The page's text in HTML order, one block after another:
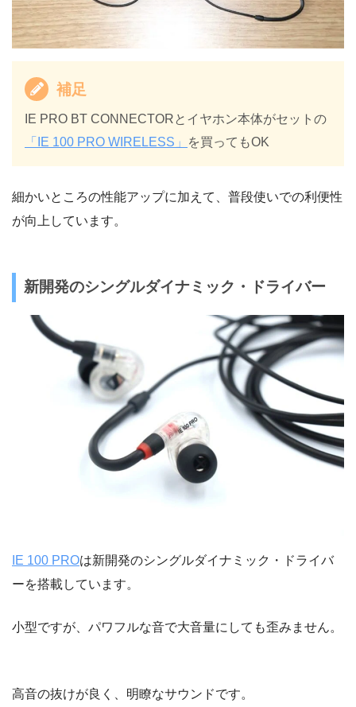
補足
IE PRO BT CONNECTORとイヤホン本体がセットの
「IE 100 PRO WIRELESS」
を買ってもOK
細かいところの性能アップに加えて、普段使いでの利便性
が向上しています。
新開発のシングルダイナミック・ドライバー
IE 100 PROは新開発のシングルダイナミック・ドライバ
ーを搭載しています。
小型ですが、パワフルな音で大音量にしても歪みません。
高音の抜けが良く、明瞭なサウンドです。